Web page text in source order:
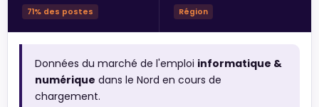
71% des postes Région
Données du marché de l'emploi informatique &
numérique dans le Nord en cours de
chargement.